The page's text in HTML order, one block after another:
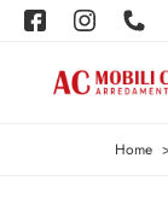
Home